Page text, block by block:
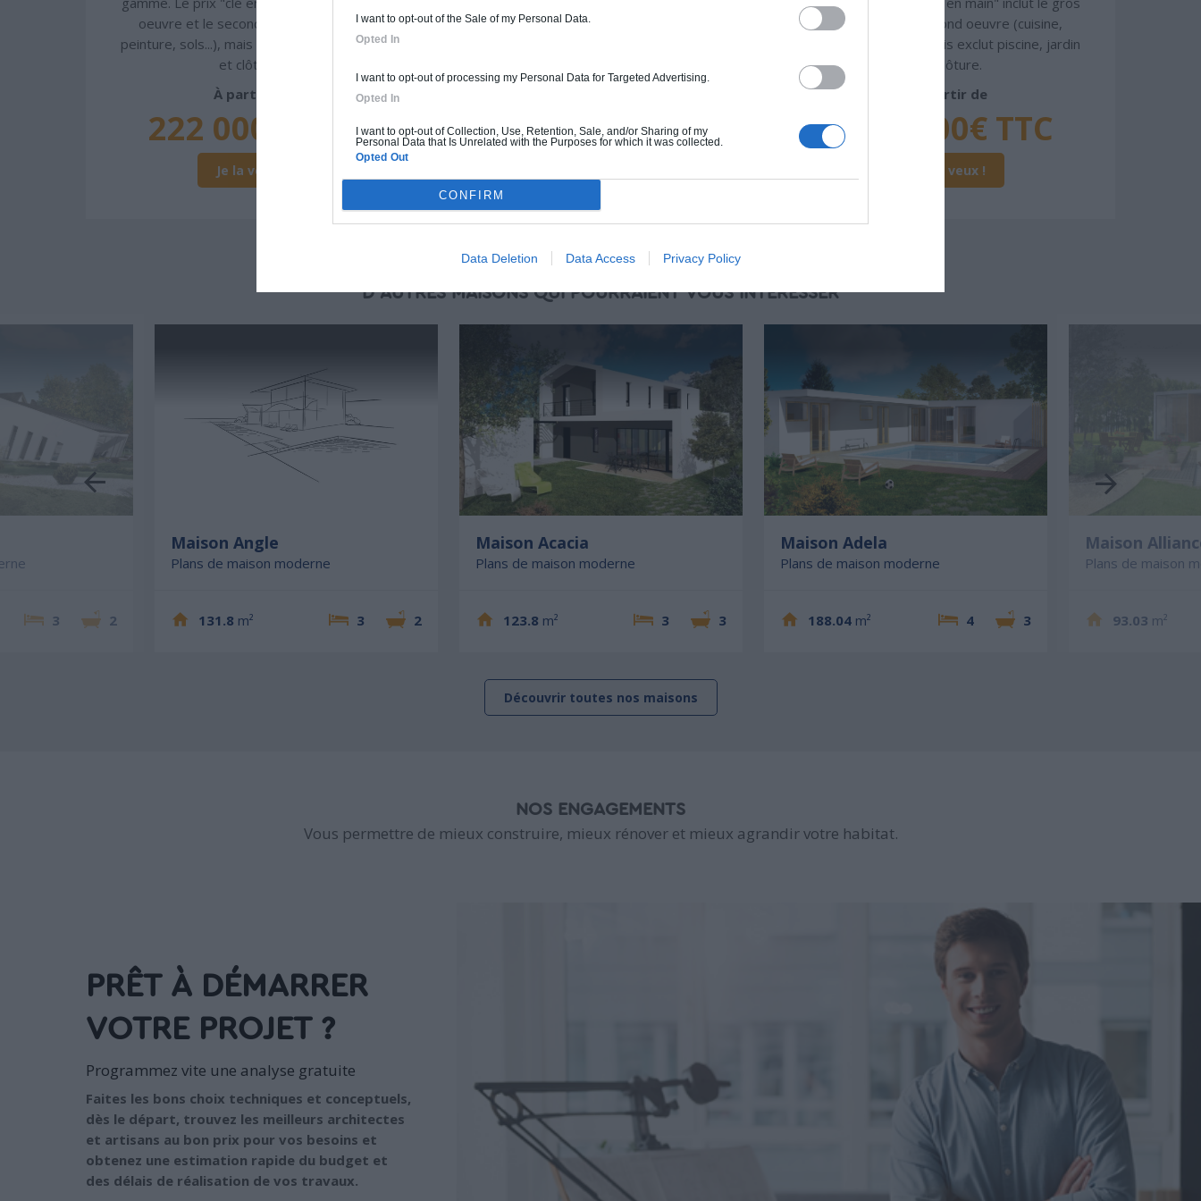
I want to opt-out of the Sale of my Personal Data.
Opted In
I want to opt-out of processing my Personal Data for Targeted Advertising.
Opted In
I want to opt-out of Collection, Use, Retention, Sale, and/or Sharing of my
Personal Data that Is Unrelated with the Purposes for which it was collected.
Opted Out
CONFIRM
Data Deletion Data Access Privacy Policy
oeuvre et le second oeuvre (cuisine,
peinture, sols...), mais exclut piscine, jardin
et clôture.
À partir de
222 000€ TTC
Je la veux !
oeuvre et le second oeuvre (cuisine,
222 000€ TTC
oeuvre et le second oeuvre (cuisine,
peinture, sols...), mais exclut piscine, jardin
et clôture.
À partir de
258 000€ TTC
Je la veux !
D'AUTRES MAISONS QUI POURRAIENT VOUS INTÉRESSER
3 2
Maison Angle
Plans de maison moderne
131.8 m² 3 2
Maison Acacia
Plans de maison moderne
123.8 m² 3 3
Maison Adela
Plans de maison moderne
188.04 m² 4 3
Maison
Plans de maison
93.03 m²
Découvrir toutes nos maisons
NOS ENGAGEMENTS
Vous permettre de mieux construire, mieux rénover et mieux agrandir votre habitat.
PRÊT À DÉMARRER
VOTRE PROJET ?
Programmez vite une analyse gratuite
Faites les bons choix techniques et conceptuels,
dès le départ, trouvez les meilleurs architectes
et artisans au bon prix pour vos besoins et
obtenez une estimation rapide du budget et
des délais de réalisation de vos travaux.